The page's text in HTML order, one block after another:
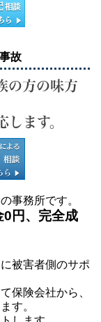
故
の方の味方
ます。
事務所です。
0円、完全成
被害者側のサポ
保険会社から、
す。